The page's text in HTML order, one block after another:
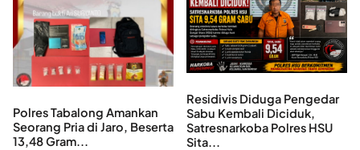
Polres Tabalong Amankan
Seorang Pria di Jaro, Beserta
13,48 Gram...
Residivis Diduga Pengedar
Sabu Kembali Diciduk,
Satresnarkoba Polres HSU
Sita...